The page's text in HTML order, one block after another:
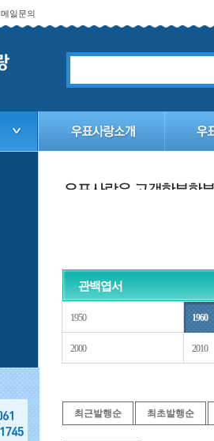
메일문의
관백엽서
1950 1960
2000 2010
최근발행순 최초발행순